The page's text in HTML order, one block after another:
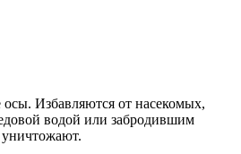
Избавляются от насекомых,
водой или забродившим